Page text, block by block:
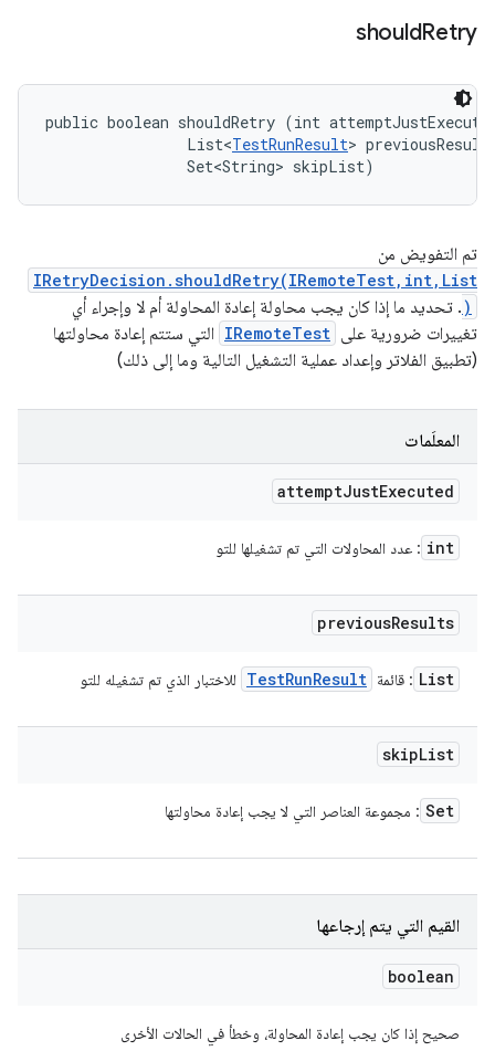
shouldRetry
public boolean shouldRetry (int
                List<
TestRunResult>
                Set<String> skipList)
تم التفويض من
IRetryDecision.shouldRetry(IRemoteTest,int,List
) . تحديد ما إذا كان يجب محاولة إعادة المحاولة أم لا وإجراء أي
تغييرات ضرورية على IRemoteTest التي ستتم إعادة محاولتها
(تطبيق الفلاتر وإعداد عملية التشغيل التالية وما إلى ذلك)
المعلَمات
attemptJustExecuted
int : عدد المحاولات التي تم تشغيلها للتو
previousResults
List : قائمة TestRunResult للاختبار الذي تم تشغيله للتو
skipList
Set : مجموعة العناصر التي لا يجب إعادة محاولتها
القيم التي يتم إرجاعها
boolean
صحيح إذا كان يجب إعادة المحاولة، وخطأ في الحالات الأخرى